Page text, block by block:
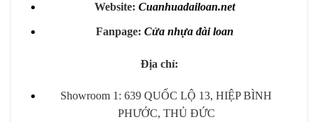
Website: Cuanhuadailoan.net
Fanpage: Cửa nhựa đài loan
Địa chỉ:
Showroom 1: 639 QUỐC LỘ 13, HIỆP BÌNH
PHƯỚC, THỦ ĐỨC